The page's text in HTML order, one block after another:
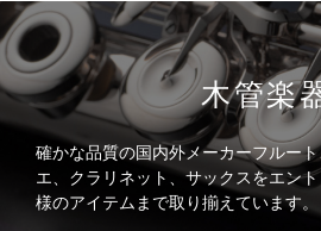
木管楽
確かな品質の国内外メーカーフルー
エ、クラリネット、サックスをエン
様のアイテムまで取り揃えています。